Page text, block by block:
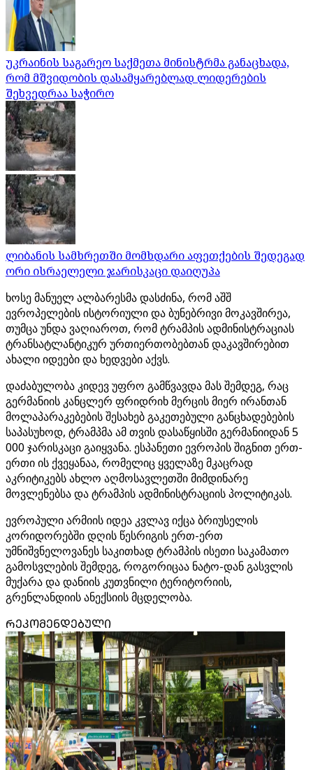
უკრაინის საგარეო საქმეთა მინისტრმა განაცხადა,
რომ მშვიდობის დასამყარებლად ლიდერების
შეხვედრაა საჭირო
ლიბანის სამხრეთში მომხდარი აფეთქების შედეგად
ორი ისრაელელი ჯარისკაცი დაიღუპა
ხოსე მანუელ ალბარესმა დასძინა, რომ აშშ
ევროპელების ისტორიული და ბუნებრივი მოკავშირეა,
თუმცა უნდა ვაღიაროთ, რომ ტრამპის ადმინისტრაციას
ტრანსატლანტიკურ ურთიერთობებთან დაკავშირებით
ახალი იდეები და ხედვები აქვს.
დაძაბულობა კიდევ უფრო გამწვავდა მას შემდეგ, რაც
გერმანიის კანცლერ ფრიდრიხ მერცის მიერ ირანთან
მოლაპარაკებების შესახებ გაკეთებული განცხადებების
საპასუხოდ, ტრამპმა ამ თვის დასაწყისში გერმანიიდან 5
000 ჯარისკაცი გაიყვანა. ესპანეთი ევროპის შიგნით ერთ-
ერთი ის ქვეყანაა, რომელიც ყველაზე მკაცრად
აკრიტიკებს ახლო აღმოსავლეთში მიმდინარე
მოვლენებსა და ტრამპის ადმინისტრაციის პოლიტიკას.
ევროპული არმიის იდეა კვლავ იქცა ბრიუსელის
კორიდორებში დღის წესრიგის ერთ-ერთ
უმნიშვნელოვანეს საკითხად ტრამპის ისეთი საკამათო
გამოსვლების შემდეგ, როგორიცაა ნატო-დან გასვლის
მუქარა და დანიის კუთვნილი ტერიტორიის,
გრენლანდიის ანექსიის მცდელობა.
ᲠᲔᲙᲝᲛᲔᲜᲓᲔᲑᲣᲚᲘ